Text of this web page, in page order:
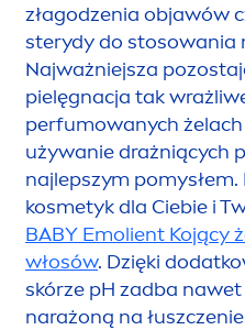
złagodzenia objawów
sterydy do stosowania
Najważniejsza
pielęgnacja tak
perfumowanych
używanie drażniących
najlepszym
kosmetyk dla Ciebie i
BABY Emolient Kojący
włosów. Dzięki
skórze pH zadba
narażoną na